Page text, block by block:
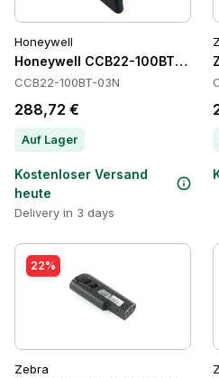
Honeywell
Honeywell CCB22-100BT-03N
CCB22-100BT-03N
288,72 €
Auf Lager
Kostenloser Versand
heute
Delivery in 3 days
22%
Zebra